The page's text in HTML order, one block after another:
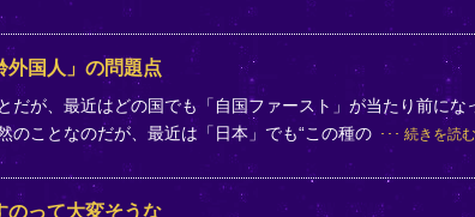
外国人」の問題点
だが、最近はどの国でも「自国ファースト」が当たり前にな
のことなのだが、最近は「日本」でも“この種の
続きを読む
って大変そうな